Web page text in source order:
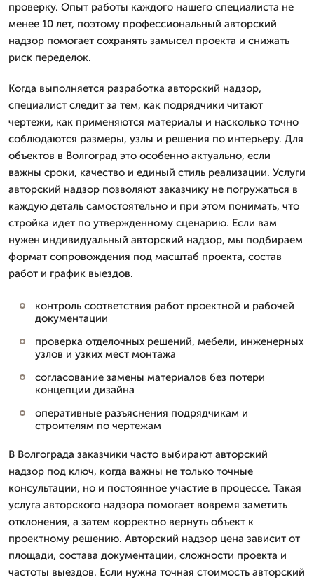
проверку. Опыт работы каждого нашего специалиста не
менее 10 лет, поэтому профессиональный авторский
надзор помогает сохранять замысел проекта и снижать
риск переделок.
Когда выполняется разработка авторский надзор,
специалист следит за тем, как подрядчики читают
чертежи, как применяются материалы и насколько точно
соблюдаются размеры, узлы и решения по интерьеру. Для
объектов в Волгоград это особенно актуально, если
важны сроки, качество и единый стиль реализации. Услуги
авторский надзор позволяют заказчику не погружаться в
каждую деталь самостоятельно и при этом понимать, что
стройка идет по утвержденному сценарию. Если вам
нужен индивидуальный авторский надзор, мы подбираем
формат сопровождения под масштаб проекта, состав
работ и график выездов.
контроль соответствия работ проектной и рабочей
документации
проверка отделочных решений, мебели, инженерных
узлов и узких мест монтажа
согласование замены материалов без потери
концепции дизайна
оперативные разъяснения подрядчикам и
строителям по чертежам
В Волгограда заказчики часто выбирают авторский
надзор под ключ, когда важны не только точные
консультации, но и постоянное участие в процессе. Такая
услуга авторского надзора помогает вовремя заметить
отклонения, а затем корректно вернуть объект к
проектному решению. Авторский надзор цена зависит от
площади, состава документации, сложности проекта и
частоты выездов. Если нужна точная стоимость авторский